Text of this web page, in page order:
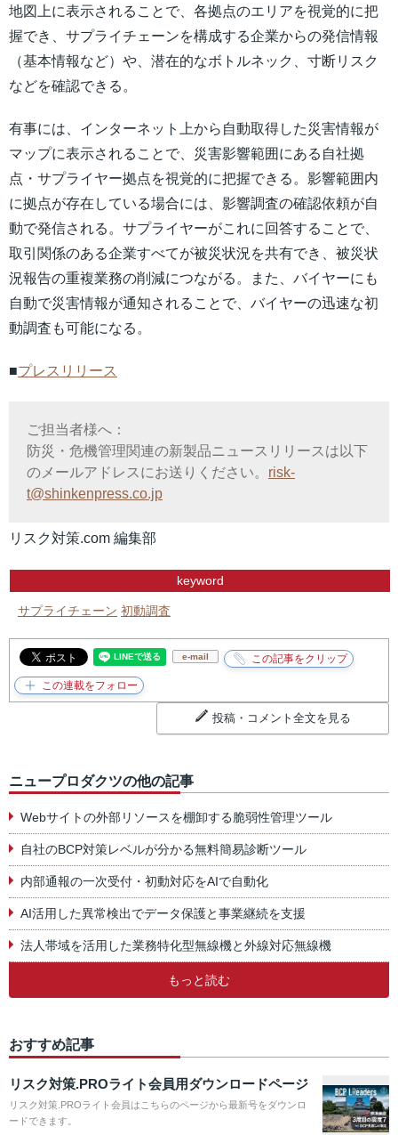
地図上に表示されることで、各拠点のエリアを視覚的に把
握でき、サプライチェーンを構成する企業からの発信情報
（基本情報など）や、潜在的なボトルネック、寸断リスク
などを確認できる。
有事には、インターネット上から自動取得した災害情報が
マップに表示されることで、災害影響範囲にある自社拠
点・サプライヤー拠点を視覚的に把握できる。影響範囲内
に拠点が存在している場合には、影響調査の確認依頼が自
動で発信される。サプライヤーがこれに回答することで、
取引関係のある企業すべてが被災状況を共有でき、被災状
況報告の重複業務の削減につながる。また、バイヤーにも
自動で災害情報が通知されることで、バイヤーの迅速な初
動調査も可能になる。
■プレスリリース
ご担当者様へ：
防災・危機管理関連の新製品ニュースリリースは以下
のメールアドレスにお送りください。 risk-
t@shinkenpress.co.jp
リスク対策.com 編集部
keyword
サプライチェーン 初動調査
e-mail
投稿・コメント全文を見る
ニュープロダクツの他の記事
Webサイトの外部リソースを棚卸する脆弱性管理ツール
自社のBCP対策レベルが分かる無料簡易診断ツール
内部通報の一次受付・初動対応をAIで自動化
AI活用した異常検出でデータ保護と事業継続を支援
法人帯域を活用した業務特化型無線機と外線対応無線機
もっと読む
おすすめ記事
リスク対策.PROライト会員用ダウンロードページ
リスク対策.PROライト会員はこちらのページから最新号をダウンロ
ードできます。